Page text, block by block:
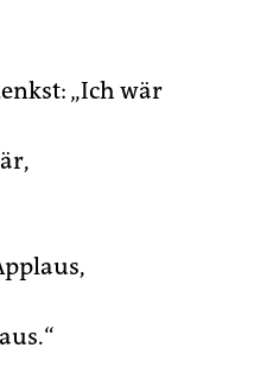
„Ich wär